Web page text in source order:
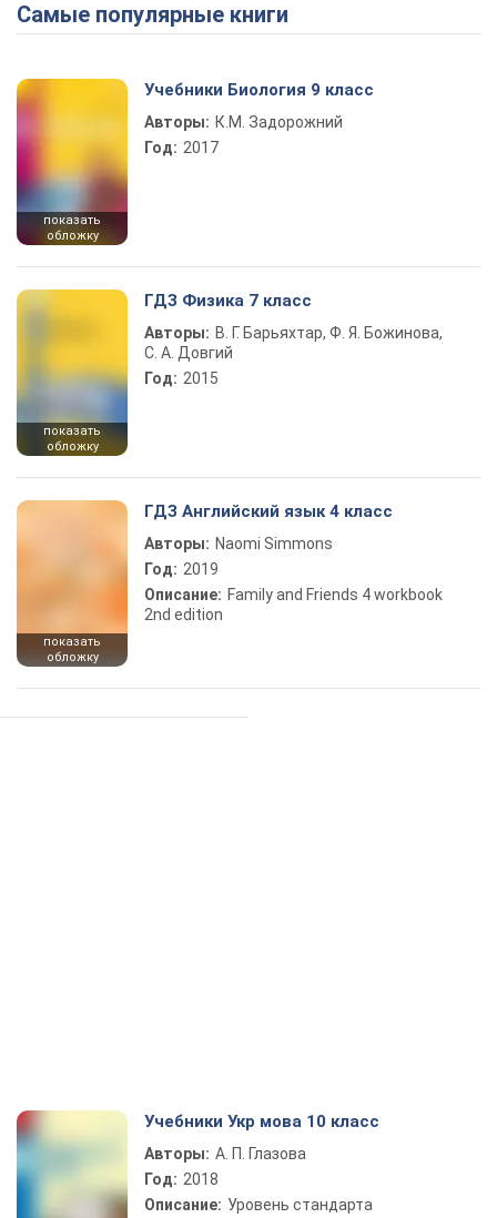
Play Video
Самые популярные книги
показать
обложку
Учебники Биология 9 класс
Авторы: К.М. Задорожний
Год: 2017
показать
обложку
ГДЗ Физика 7 класс
Авторы: В. Г. Барьяхтар, Ф. Я. Божинова,
С. А. Довгий
Год: 2015
показать
обложку
ГДЗ Английский язык 4 класс
Авторы: Naomi Simmons
Год: 2019
Описание: Family and Friends 4 workbook
2nd edition
Учебники Укр мова 10 класс
Авторы: А. П. Глазова
Год: 2018
Описание: Уровень стандарта